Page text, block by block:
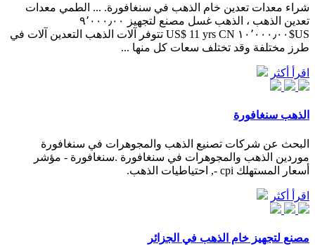
شراء معدات تعدين خام الذهب في سنغافورة. ... الطمي معدات
تعدين الذهب ، الذهب غسل مصنع لتجهيز ٩٬٠٠٠٫٠٠
US$١٠٬٠٠٠٫٠٠ US$ 11 yrs CN تتوفر آلات الذهب التعدين آلات في
طرز مختلفة وقد تختلف سعات كل منها ...
اقرأ أكثر
الذهب سنغافورة
البحث عن شركات تصنيع الذهب والمجوهرات في سنغافورة
موردين الذهب والمجوهرات في سنغافورة .سنغافورة - مؤشر
أسعار المستهلك cpi -, احتياطيات الذهب.
اقرأ أكثر
مصنع لتجهيز خام الذهب في الجزائر